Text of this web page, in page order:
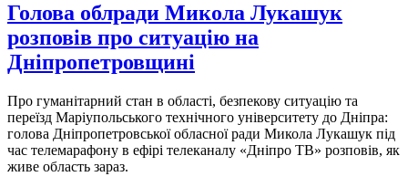
Голова облради Микола Лукашук
розповів про ситуацію на
Дніпропетровщині
Про гуманітарний стан в області, безпекову ситуацію та
переїзд Маріупольського технічного університету до Дніпра:
голова Дніпропетровської обласної ради Микола Лукашук під
час телемарафону в ефірі телеканалу «Дніпро ТВ» розповів, як
живе область зараз.